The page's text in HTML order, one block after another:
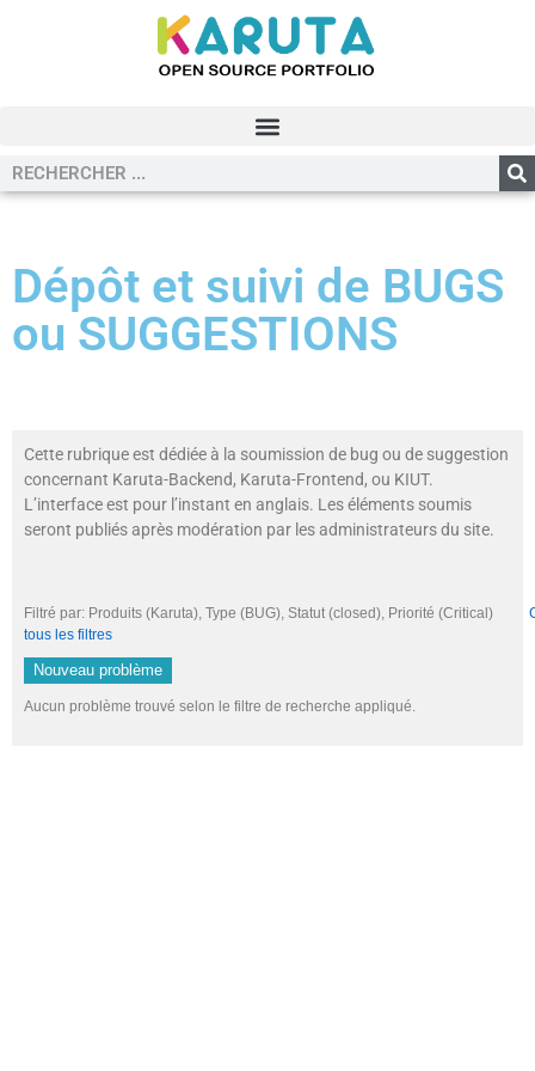
Dépôt et suivi de BUGS
ou SUGGESTIONS
Cette rubrique est dédiée à la soumission de bug ou de suggestion
concernant Karuta-Backend, Karuta-Frontend, ou KIUT.
L’interface est pour l’instant en anglais. Les éléments soumis
seront publiés après modération par les administrateurs du site.
Filtré par: Produits (Karuta), Type (BUG), Statut (closed), Priorité (Critical)
tous les filtres
Nouveau problème
Aucun problème trouvé selon le filtre de recherche appliqué.